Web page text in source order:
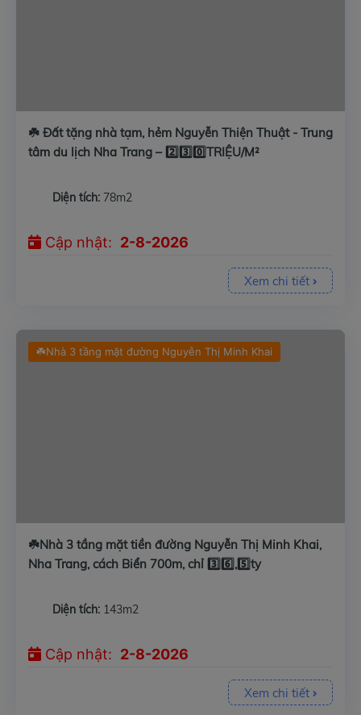
☘️ Đất tặng nhà tạm, hẻm Nguyễn Thiện Thuật - Trung
tâm du lịch Nha Trang – 2️⃣3️⃣0️⃣TRIỆU/M²
Diện tích: 78m2
Cập nhật: 2-8-2026
Xem chi tiết
☘️Nhà 3 tầng mặt đường Nguyễn Thị Minh Khai
☘️Nhà 3 tầng mặt tiền đường Nguyễn Thị Minh Khai,
Nha Trang, cách Biển 700m, chỉ 3️⃣6️⃣,5️⃣ty
Diện tích: 143m2
Cập nhật: 2-8-2026
Xem chi tiết